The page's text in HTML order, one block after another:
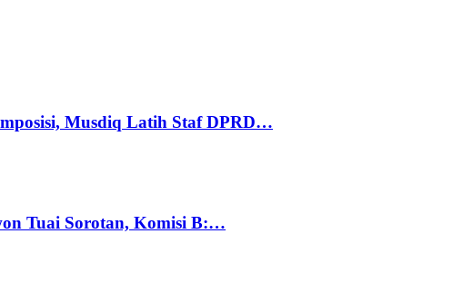
Musdiq Latih Staf DPRD…
Tuai Sorotan, Komisi B:…